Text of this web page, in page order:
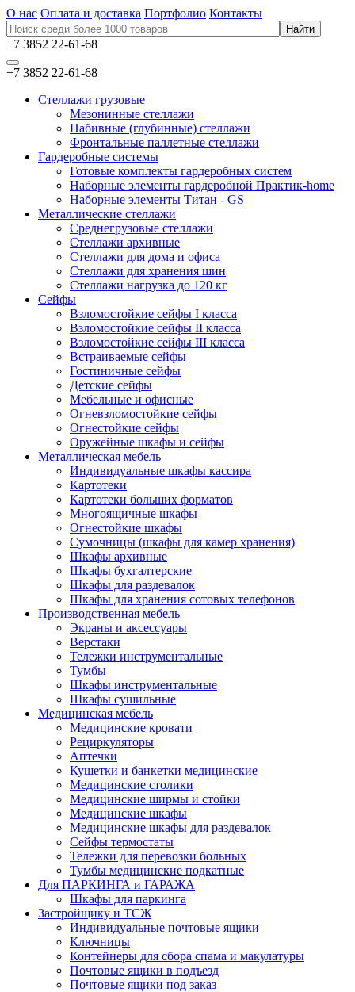
О нас Оплата и доставка Портфолио Контакты
+7 3852 22-61-68
+7 3852 22-61-68
Стеллажи грузовые
Мезонинные стеллажи
Набивные (глубинные) стеллажи
Фронтальные паллетные стеллажи
Гардеробные системы
Готовые комплекты гардеробных систем
Наборные элементы гардеробной Практик-home
Наборные элементы Титан - GS
Металлические стеллажи
Среднегрузовые стеллажи
Стеллажи архивные
Стеллажи для дома и офиса
Стеллажи для хранения шин
Стеллажи нагрузка до 120 кг
Сейфы
Взломостойкие сейфы I класса
Взломостойкие сейфы II класса
Взломостойкие сейфы III класса
Встраиваемые сейфы
Гостиничные сейфы
Детские сейфы
Мебельные и офисные
Огневзломостойкие сейфы
Огнестойкие сейфы
Оружейные шкафы и сейфы
Металлическая мебель
Индивидуальные шкафы кассира
Картотеки
Картотеки больших форматов
Многоящичные шкафы
Огнестойкие шкафы
Сумочницы (шкафы для камер хранения)
Шкафы архивные
Шкафы бухгалтерские
Шкафы для раздевалок
Шкафы для хранения сотовых телефонов
Производственная мебель
Экраны и аксессуары
Верстаки
Тележки инструментальные
Тумбы
Шкафы инструментальные
Шкафы сушильные
Медицинская мебель
Медицинские кровати
Рециркуляторы
Аптечки
Кушетки и банкетки медицинские
Медицинские столики
Медицинские ширмы и стойки
Медицинские шкафы
Медицинские шкафы для раздевалок
Сейфы термостаты
Тележки для перевозки больных
Тумбы медицинские подкатные
Для ПАРКИНГА и ГАРАЖА
Шкафы для паркинга
Застройщику и ТСЖ
Индивидуальные почтовые ящики
Ключницы
Контейнеры для сбора спама и макулатуры
Почтовые ящики в подъезд
Почтовые ящики под заказ